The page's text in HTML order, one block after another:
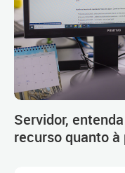
Servidor,
recurso quanto